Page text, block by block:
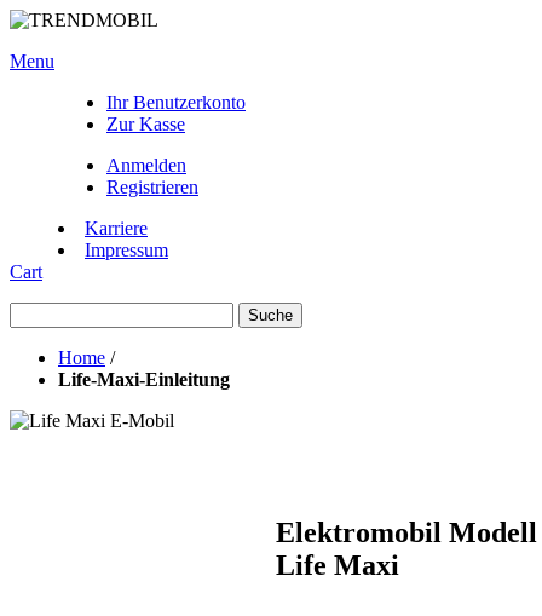
Menu
Ihr Benutzerkonto
Zur Kasse
Anmelden
Registrieren
Karriere
Impressum
Cart
Suche
Home /
Life-Maxi-Einleitung
Elektromobil Modell
Life Maxi